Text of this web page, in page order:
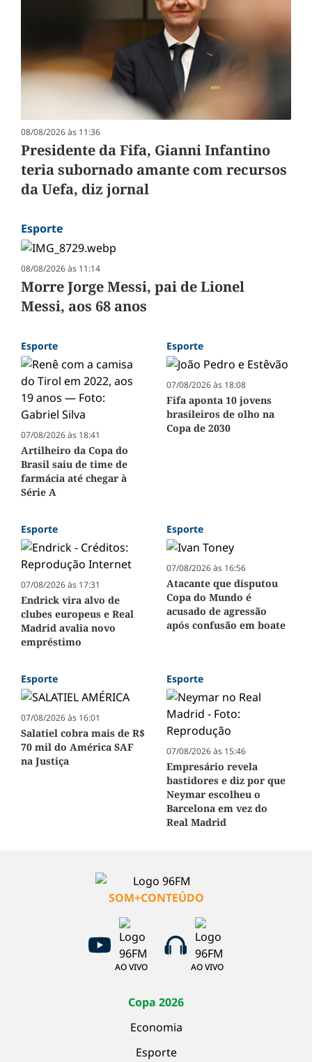
08/08/2026 às 11:36
Presidente da Fifa, Gianni Infantino
teria subornado amante com recursos
da Uefa, diz jornal
Esporte
08/08/2026 às 11:14
Morre Jorge Messi, pai de Lionel
Messi, aos 68 anos
Esporte
07/08/2026 às 18:41
Artilheiro da Copa do
Brasil saiu de time de
farmácia até chegar à
Série A
Esporte
07/08/2026 às 18:08
Fifa aponta 10 jovens
brasileiros de olho na
Copa de 2030
Esporte
07/08/2026 às 17:31
Endrick vira alvo de
clubes europeus e Real
Madrid avalia novo
empréstimo
Esporte
07/08/2026 às 16:56
Atacante que disputou
Copa do Mundo é
acusado de agressão
após confusão em boate
Esporte
07/08/2026 às 16:01
Salatiel cobra mais de R$
70 mil do América SAF
na Justiça
Esporte
07/08/2026 às 15:46
Empresário revela
bastidores e diz por que
Neymar escolheu o
Barcelona em vez do
Real Madrid
SOM+CONTEÚDO
AO VIVO AO VIVO
Copa 2026
Economia
Esporte